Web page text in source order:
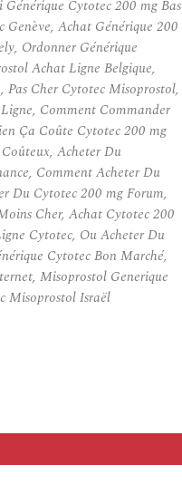
Cytotec 200 mg Bas
Achat Générique 200
Ordonner Générique
Achat Ligne Belgique,
Pas Cher Cytotec Misoprostol,
Comment Commander
Ça Coûte Cytotec 200 mg
Acheter Du
Comment Acheter Du
Du Cytotec 200 mg Forum,
Cher, Achat Cytotec 200
Cytotec, Ou Acheter Du
Cytotec Bon Marché,
Misoprostol Generique
Misoprostol Israël